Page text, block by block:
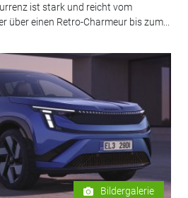
ist stark und reicht vom
über einen Retro-Charmeur bis zum...
Bildergalerie